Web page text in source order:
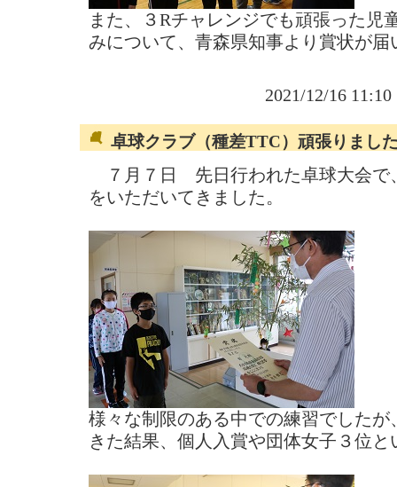
また、３Rチャレンジでも頑張った児
みについて、青森県知事より賞状が
2021/12/16
卓球クラブ（種差TTC）頑張りまし
７月７日 先日行われた卓球大会で
をいただいてきました。
様々な制限のある中での練習でした
きた結果、個人入賞や団体女子３位